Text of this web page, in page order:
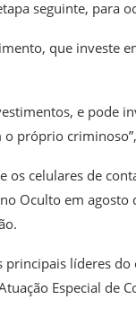
seguinte, para
que investe
e pode
próprio
celulares de
Oculto em
líderes
Especial de